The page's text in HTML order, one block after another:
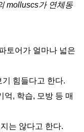
molluscs가 연체동
토어가 얼마나 넓은
힘들다고 한다.
억, 학습, 모방 등 매
는 않다고 한다.